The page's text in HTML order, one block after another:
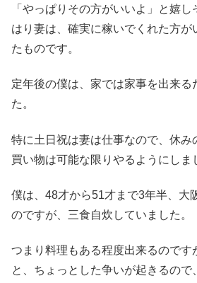
「やっぱりその方がいいよ」と嬉
はり妻は、確実に稼いでくれた方が
たものです。
定年後の僕は、家では家事を出来る
た。
特に土日祝は妻は仕事なので、休み
買い物は可能な限りやるようにしま
僕は、48才から51才まで3年半、大
のですが、三食自炊していました。
つまり料理もある程度出来るのです
と、ちょっとした争いが起きるので